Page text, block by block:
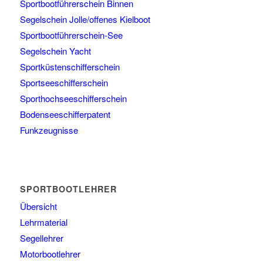
Sportbootführerschein Binnen
Segelschein Jolle/offenes Kielboot
Sportbootführerschein-See
Segelschein Yacht
Sportküstenschifferschein
Sportseeschifferschein
Sporthochseeschifferschein
Bodenseeschifferpatent
Funkzeugnisse
SPORTBOOTLEHRER
Übersicht
Lehrmaterial
Segellehrer
Motorbootlehrer